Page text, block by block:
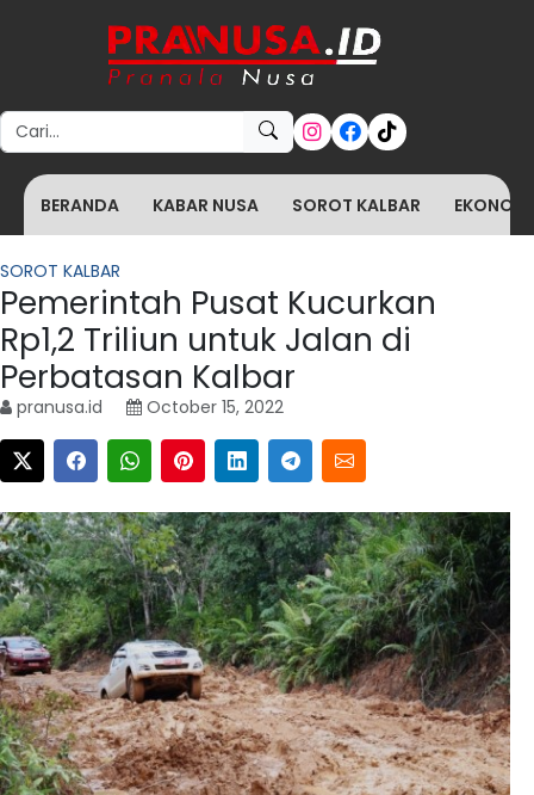
Search for:
BERANDA KABAR NUSA SOROT KALBAR
SOROT KALBAR
Pemerintah Pusat Kucurkan
Rp1,2 Triliun untuk Jalan di
Perbatasan Kalbar
pranusa.id October 15, 2022